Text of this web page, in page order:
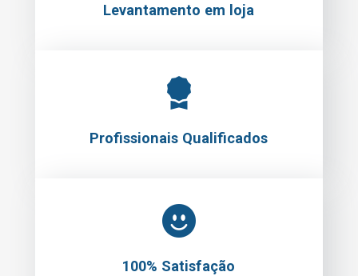
Levantamento em loja
Profissionais Qualificados
100% Satisfação